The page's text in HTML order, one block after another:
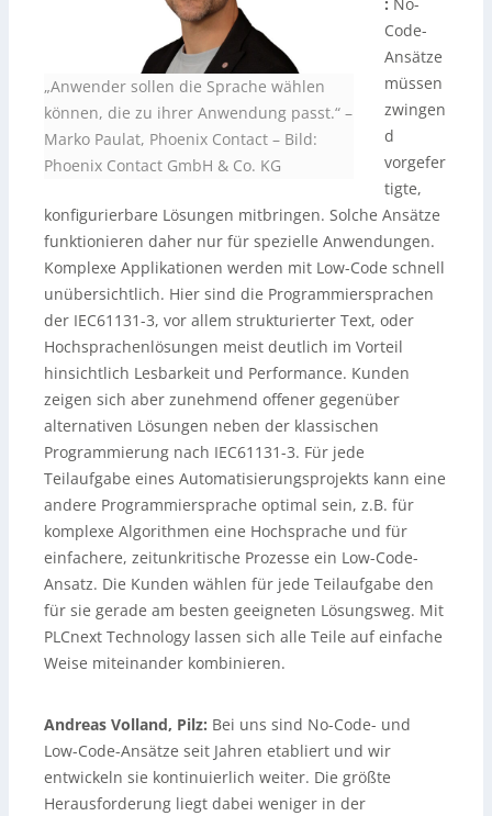
„Anwender sollen die Sprache wählen
können, die zu ihrer Anwendung passt.“ –
Marko Paulat, Phoenix Contact – Bild:
Phoenix Contact GmbH & Co. KG
: No-
Code-
Ansätze
müssen
zwingen
d
vorgefer
tigte,
konfigurierbare Lösungen mitbringen. Solche Ansätze
funktionieren daher nur für spezielle Anwendungen.
Komplexe Applikationen werden mit Low-Code schnell
unübersichtlich. Hier sind die Programmiersprachen
der IEC61131-3, vor allem strukturierter Text, oder
Hochsprachenlösungen meist deutlich im Vorteil
hinsichtlich Lesbarkeit und Performance. Kunden
zeigen sich aber zunehmend offener gegenüber
alternativen Lösungen neben der klassischen
Programmierung nach IEC61131-3. Für jede
Teilaufgabe eines Automatisierungsprojekts kann eine
andere Programmiersprache optimal sein, z.B. für
komplexe Algorithmen eine Hochsprache und für
einfachere, zeitunkritische Prozesse ein Low-Code-
Ansatz. Die Kunden wählen für jede Teilaufgabe den
für sie gerade am besten geeigneten Lösungsweg. Mit
PLCnext Technology lassen sich alle Teile auf einfache
Weise miteinander kombinieren.
Andreas Volland, Pilz: Bei uns sind No-Code- und
Low-Code-Ansätze seit Jahren etabliert und wir
entwickeln sie kontinuierlich weiter. Die größte
Herausforderung liegt dabei weniger in der